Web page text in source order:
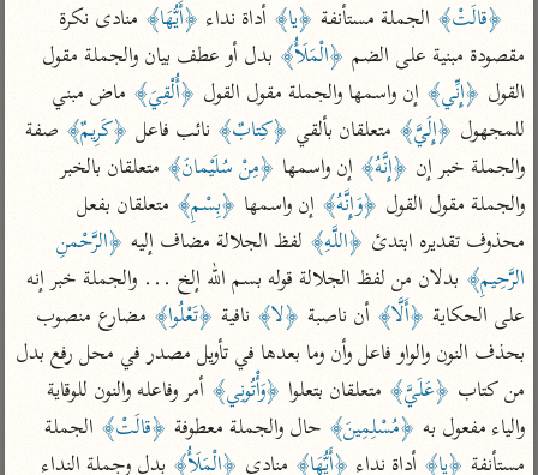
Type 2 or more characters for results.
Type 1 or more
characters for results.
أمّهات
تفسير الطبري
تفسير ابن كثير
تفسير القرطبي
تفسير البغوي
جمع الأقوال
تفسير ابن الجوزي
تفسير الماوردي
عامّة
فتح البيان للقنوجي
فتح القدير للشوكاني
تفسير ابن جزي
موسوعات
تفسير الآلوسي
تفسير الرازي
أخرى
معاصرة
الميسر
المختصر في
التفسير
تفسير السعدي
أيسر التفاسير
القرآن – تدبر وعمل
تفسير ابن عثيمين
مركَّزة العبارة
﴿قالَتْ﴾ الجملة مستأنفة ﴿يا﴾ أداة نداء ﴿أَيُّهَا﴾
مقصودة مبنية على الضم ﴿الْمَلَأُ﴾
القول ﴿إِنِّي﴾ إن واسمها والجملة مقول القول ﴿أُلْقِيَ﴾
للمجهول ﴿إِلَيَّ﴾ متعلقان بألقي ﴿كِتابٌ﴾ نائب فاعل ﴿كَرِيمٌ﴾
والجملة خبر إن ﴿إِنَّهُ﴾ إن واسمها ﴿مِنْ سُلَيْمانَ﴾
متعلقان بالخبر
والجملة مقول القول ﴿وَإِنَّهُ﴾ إن واسمها ﴿بِسْمِ﴾
محذوف تقديره ابتدئ ﴿اللَّهِ﴾ لفظ الجلالة مضاف إليه
الرَّحِيمِ﴾
على الحكاية ﴿أَلَّا﴾ أن ناصبة ﴿لا﴾ نافية ﴿تَعْلُوا﴾
من كتاب ﴿عَلَيَّ﴾ متعلقان بتعلوا ﴿وَأْتُونِي﴾
والياء مفعول به ﴿مُسْلِمِينَ﴾ حال والجملة معطوفة ﴿قالَتْ﴾
مستأنفة ﴿يا﴾ أداة نداء ﴿أَيُّهَا﴾ منادى ﴿الْمَلَأُ﴾